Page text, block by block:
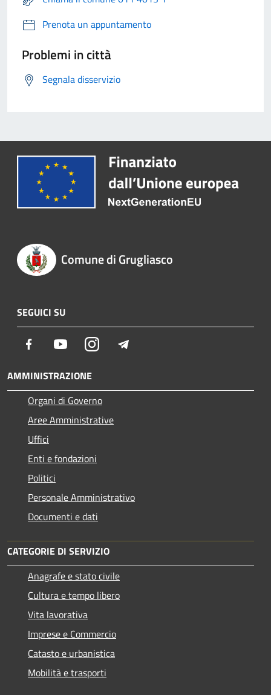
Prenota un appuntamento
Problemi in città
Segnala disservizio
Comune di Grugliasco
SEGUICI SU
Facebook YoutubeInstagram
AMMINISTRAZIONE
Organi di Governo
Aree Amministrative
Uffici
Enti e fondazioni
Politici
Personale Amministrativo
Documenti e dati
CATEGORIE DI SERVIZIO
Anagrafe e stato civile
Cultura e tempo libero
Vita lavorativa
Imprese e Commercio
Catasto e urbanistica
Mobilità e trasporti